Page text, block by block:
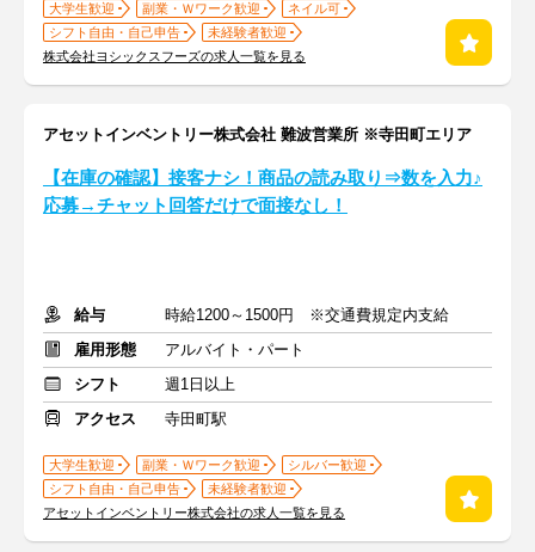
大学生歓迎 副業・Ｗワーク歓迎
ネイル可
シフト自由・自己申告
未経験者歓迎
株式会社ヨシックスフーズの求人一覧を見る
アセットインベントリー株式会社 難波営業所 ※寺田町エリア
【在庫の確認】接客ナシ！商品の読み取り⇒数を入力♪
応募→チャット回答だけで面接なし！
給与
時給1200～1500円 ※交通費規定内支給
雇用形態
アルバイト・パート
シフト
週1日以上
アクセス
寺田町駅
大学生歓迎 副業・Ｗワーク歓迎
シルバー歓迎
シフト自由・自己申告
未経験者歓迎
アセットインベントリー株式会社の求人一覧を見る